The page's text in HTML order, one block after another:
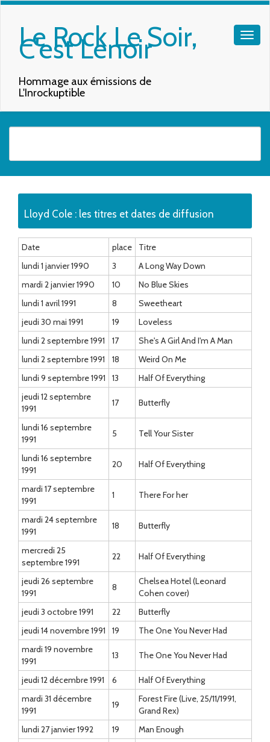
Le Rock Le Soir,
C'est Lenoir
Hommage aux émissions de
L'Inrockuptible
Lloyd Cole : les titres et dates de diffusion
Date place
Titre
lundi 1 janvier 1990
3
A Long Way Down
mardi 2 janvier 1990
10
No Blue Skies
lundi 1 avril 1991
8
Sweetheart
jeudi 30 mai 1991
19
Loveless
lundi 2 septembre 1991
17
She's A Girl And I'm A Man
lundi 2 septembre 1991
18
Weird On Me
lundi 9 septembre 1991
13
Half Of Everything
jeudi 12 septembre
1991
17 Butterfly
lundi 16 septembre
1991
5 Tell Your Sister
lundi 16 septembre
1991
20 Half Of Everything
mardi 17 septembre
1991
1 There For her
mardi 24 septembre
1991
18 Butterfly
mercredi 25
septembre 1991
22 Half Of Everything
jeudi 26 septembre
1991
8
Chelsea Hotel (Leonard
Cohen cover)
jeudi 3 octobre 1991
22
Butterfly
jeudi 14 novembre 1991
19
The One You Never Had
mardi 19 novembre
1991
13 The One You Never Had
jeudi 12 décembre 1991 6
Half Of Everything
mardi 31 décembre
1991
19
Forest Fire (Live, 25/11/1991,
Grand Rex)
lundi 27 janvier 1992
19
Man Enough